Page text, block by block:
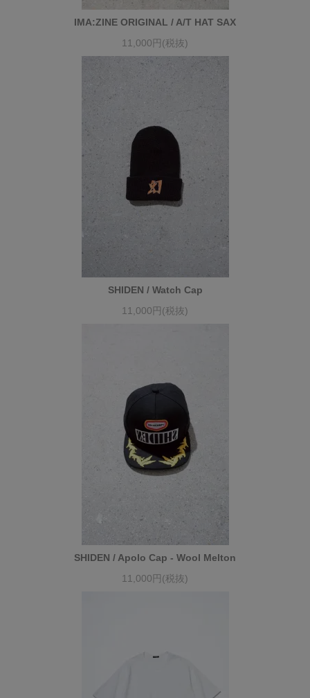
IMA:ZINE ORIGINAL / A/T HAT SAX
11,000円(税抜)
SHIDEN / Watch Cap
11,000円(税抜)
SHIDEN / Apolo Cap - Wool Melton
11,000円(税抜)